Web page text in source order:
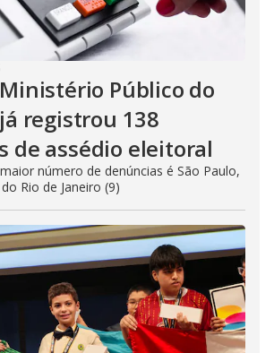
Público do
registrou 138
de assédio eleitoral
número de denúncias é São Paulo,
Rio de Janeiro (9)